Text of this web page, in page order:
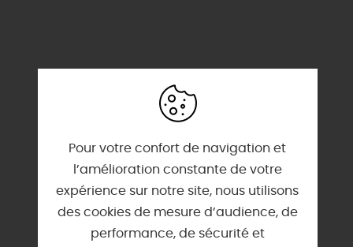
SERVICES & ÉQUIPEMENTS
Pour votre confort de navigation et
l’amélioration constante de votre
expérience sur notre site, nous utilisons
des cookies de mesure d’audience, de
performance, de sécurité et